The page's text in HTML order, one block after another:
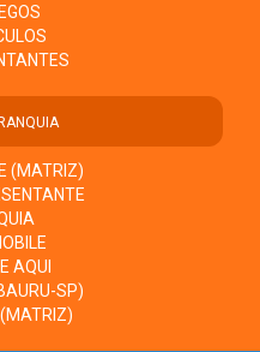
(MATRIZ)
AQUI
SP)